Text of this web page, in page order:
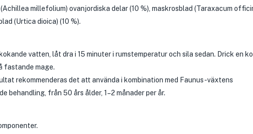
millefolium) ovanjordiska delar (10 %), maskrosblad (Taraxacum
(Urtica dioica) (10 %).
vatten, låt dra i 15 minuter i rumstemperatur och sila sedan. Drick en
fastande mage.
rekommenderas det att använda i kombination med Faunus-växtens
behandling, från 50 års ålder, 1–2 månader per år.